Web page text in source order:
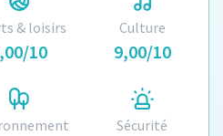
& loisirs
10
Culture
9,00/10
Sécurité